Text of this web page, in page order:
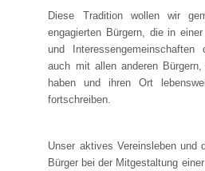
Diese Tradition wollen wir
engagierten Bürgern, die in
und
auch mit allen anderen
haben und ihren Ort
fortschreiben.
Unser aktives Vereinsleben und
Bürger bei der Mitgestaltung